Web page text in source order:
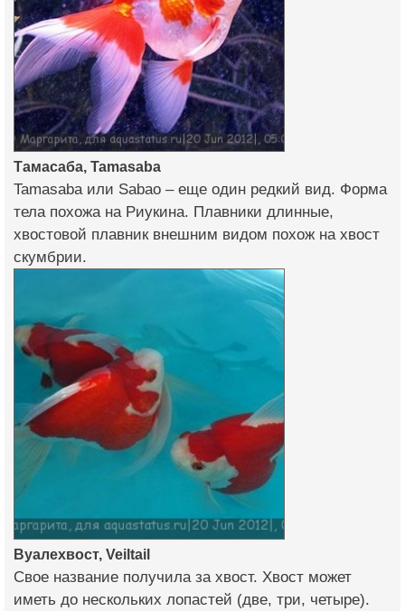
Тамасаба, Tamasaba
Tamasaba или Sabao – еще один редкий вид. Форма
тела похожа на Риукина. Плавники длинные,
хвостовой плавник внешним видом похож на хвост
скумбрии.
Вуалехвост, Veiltail
Свое название получила за хвост. Хвост может
иметь до нескольких лопастей (две, три, четыре).